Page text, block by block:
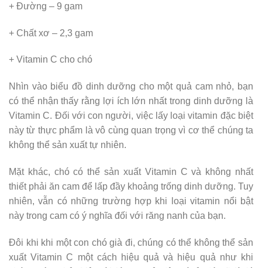
+ Đường – 9 gam
+ Chất xơ – 2,3 gam
+ Vitamin C cho chó
Nhìn vào biểu đồ dinh dưỡng cho một quả cam nhỏ, bạn
có thể nhận thấy rằng lợi ích lớn nhất trong dinh dưỡng là
Vitamin C. Đối với con người, việc lấy loại vitamin đặc biệt
này từ thực phẩm là vô cùng quan trọng vì cơ thể chúng ta
không thể sản xuất tự nhiên.
Mặt khác, chó có thể sản xuất Vitamin C và không nhất
thiết phải ăn cam để lấp đầy khoảng trống dinh dưỡng. Tuy
nhiên, vẫn có những trường hợp khi loại vitamin nổi bật
này trong cam có ý nghĩa đối với răng nanh của bạn.
Đôi khi khi một con chó già đi, chúng có thể không thể sản
xuất Vitamin C một cách hiệu quả và hiệu quả như khi